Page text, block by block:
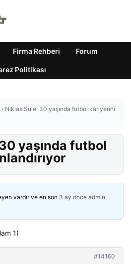
Firma Rehberi Forum
Politikası
› Niklas Süle, 30 yaşında futbol kariyerini
yaşında futbol
vardır ve en son 3 ay önce admin
1)
#14160